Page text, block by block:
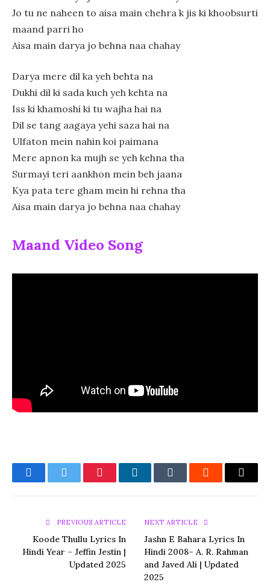
Jo tu ne naheen to aisa main chehra k jis ki khoobsurti
maand parri ho
Aisa main darya jo behna naa chahay
Darya mere dil ka yeh behta na
Dukhi dil ki sada kuch yeh kehta na
Iss ki khamoshi ki tu wajha hai na
Dil se tang aagaya yehi saza hai na
Ulfaton mein nahin koi paimana
Mere apnon ka mujh se yeh kehna tha
Surmayi teri aankhon mein beh jaana
Kya pata tere gham mein hi rehna tha
Aisa main darya jo behna naa chahay
Maand Video Song
FacebookTwitter PinterestLinkedInTumblr Reddit Email
PREVIOUS ARTICLE
Koode Thullu Lyrics In
Hindi Year – Jeffin Jestin |
Updated 2025
NEXT ARTICLE
Jashn E Bahara Lyrics In
Hindi 2008– A. R. Rahman
and Javed Ali | Updated
2025